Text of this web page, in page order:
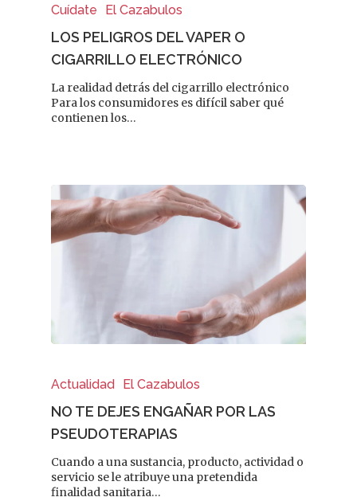
Cuídate El Cazabulos
LOS PELIGROS DEL VAPER O
CIGARRILLO ELECTRÓNICO
La realidad detrás del cigarrillo electrónico
Para los consumidores es difícil saber qué
contienen los…
Actualidad El Cazabulos
NO TE DEJES ENGAÑAR POR LAS
PSEUDOTERAPIAS
Cuando a una sustancia, producto, actividad o
servicio se le atribuye una pretendida
finalidad sanitaria…